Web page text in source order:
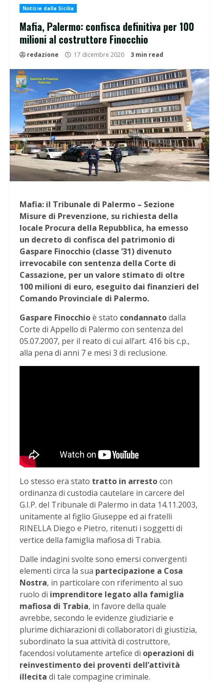
Notizie dalla Sicilia
Mafia, Palermo: confisca definitiva per 100
milioni al costruttore Finocchio
redazione 17 dicembre 2020 3 min read
Mafia: il Tribunale di Palermo – Sezione
Misure di Prevenzione, su richiesta della
locale Procura della Repubblica, ha emesso
un decreto di confisca del patrimonio di
Gaspare Finocchio (classe ’31) divenuto
irrevocabile con sentenza della Corte di
Cassazione, per un valore stimato di oltre
100 milioni di euro, eseguito dai finanzieri del
Comando Provinciale di Palermo.
Gaspare Finocchioè stato condannatodalla
Corte di Appello di Palermo con sentenza del
05.07.2007, per il reato di cui all’art. 416 bis c.p.,
alla pena di anni 7 e mesi 3 di reclusione.
Lo stesso era stato tratto in arrestocon
ordinanza di custodia cautelare in carcere del
G.I.P. del Tribunale di Palermo in data 14.11.2003,
unitamente al figlio Giuseppe ed ai fratelli
RINELLA Diego e Pietro, ritenuti i soggetti di
vertice della famiglia mafiosa di Trabia.
Dalle indagini svolte sono emersi convergenti
elementi circa la sua partecipazione a Cosa
Nostra, in particolare con riferimento al suo
ruolo di imprenditore legato alla famiglia
mafiosa di Trabia, in favore della quale
avrebbe, secondo le evidenze giudiziarie e
plurime dichiarazioni di collaboratori di giustizia,
subordinato la sua attività di costruttore,
facendosi volutamente artefice di operazioni di
reinvestimento dei proventi dell’attività
illecita di tale compagine criminale.